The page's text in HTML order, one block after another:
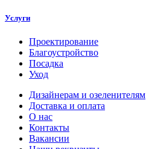
Услуги
Проектирование
Благоустройство
Посадка
Уход
Дизайнерам и озеленителям
Доставка и оплата
О нас
Контакты
Вакансии